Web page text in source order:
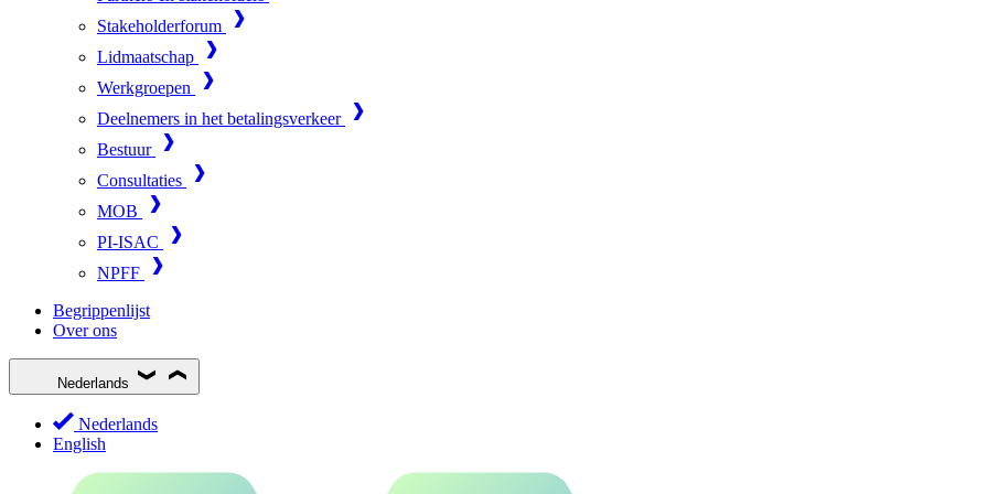
Stakeholderforum
Lidmaatschap
Werkgroepen
Deelnemers in het betalingsverkeer
Bestuur
Consultaties
MOB
PI-ISAC
NPFF
Begrippenlijst
Over ons
Nederlands
Nederlands
English